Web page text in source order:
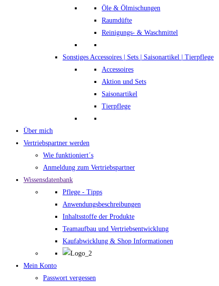
Öle & Ölmischungen
Raumdüfte
Reinigungs- & Waschmittel
Sonstiges Accessoires | Sets | Saisonartikel | Tierpflege
Accessoires
Aktion und Sets
Saisonartikel
Tierpflege
Über mich
Vertriebspartner werden
Wie funktioniert´s
Anmeldung zum Vertriebspartner
Wissensdatenbank
Pflege - Tipps
Anwendungsbeschreibungen
Inhaltsstoffe der Produkte
Teamaufbau und Vertriebsentwicklung
Kaufabwicklung & Shop Informationen
Mein Konto
Passwort vergessen